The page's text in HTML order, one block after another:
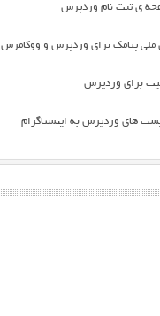
ی ثبت نام وردپرس
پیامک برای وردپرس و ووکامرس
برای وردپرس
های وردپرس به اینستاگرام